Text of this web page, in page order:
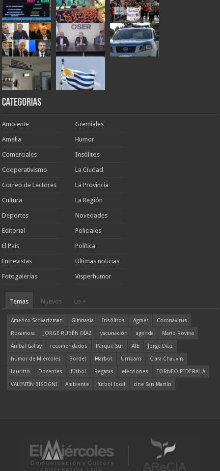
Categorias
Ambiente
Amelia
Comerciales
Cooperativismo
Correo de Lectores
Cultura
Deportes
Editorial
El País
Entrevistas
Fotogalerías
Gremiales
Humor
Insólitos
La Ciudad
La Provincia
La Región
Novedades
Policiales
Política
Ultimas noticias
Visperhumor
Temas Nuevos Lo +
Americo Schvartzman Gimnasia Insólitos Agmer
Coronavirus
Rocamora
JORGE RUBÉN DÍAZ vacunación agenda
Mario Rovina
Aníbal Gallay
recomendados Parque Sur ATE
Jorge Díaz
humor de Miércoles
Bordet Marbot Urribarri
Clara Chauvín
Lauritto
Docentes fútbol Regatas elecciones
TORNEO FEDERAL A
VALENTÍN BISOGNI
Ambiente fútbol local cine San Martín